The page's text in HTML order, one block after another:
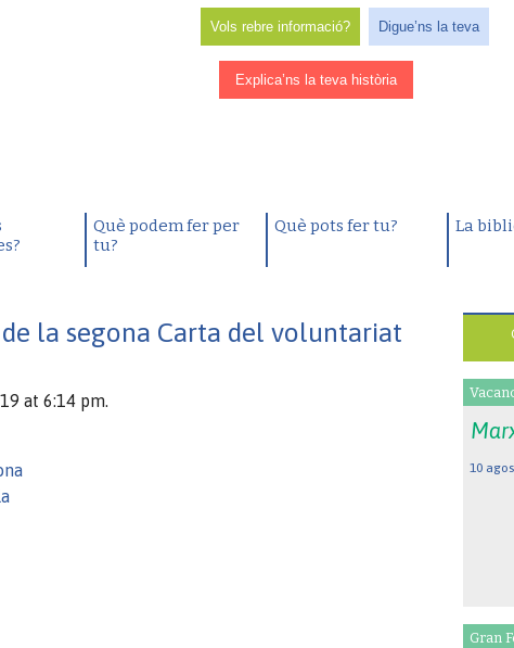
Vols rebre informació? Digue’ns la teva
Explica’ns la teva història
Què podem fer per
tu?
Què pots fer tu? La
la segona Carta del voluntariat
at 6:14 pm.
10
Gran